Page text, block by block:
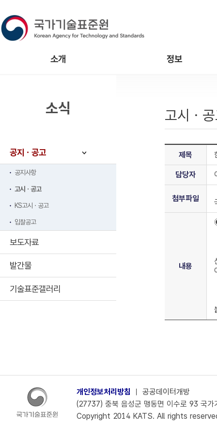
소개 정보
고시ㆍ
제목
담당자
첨부파일
내용
소식
공지ㆍ공고
공지사항
고시ㆍ공고
KS고시ㆍ공고
입찰공고
보도자료
발간물
기술표준갤러리
개인정보처리방침 ㅣ 공공데이터개방
(27737) 충북 음성군 맹동면 이수로 93 국
Copyright 2014 KATS. All rights